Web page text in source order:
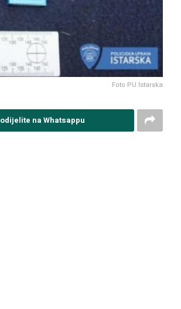
Foto PU Istarska
na Whatsappu